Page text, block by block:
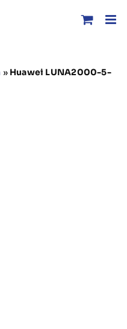
» Huawei LUNA2000-5-